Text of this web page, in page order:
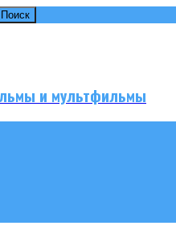
и мультфильмы